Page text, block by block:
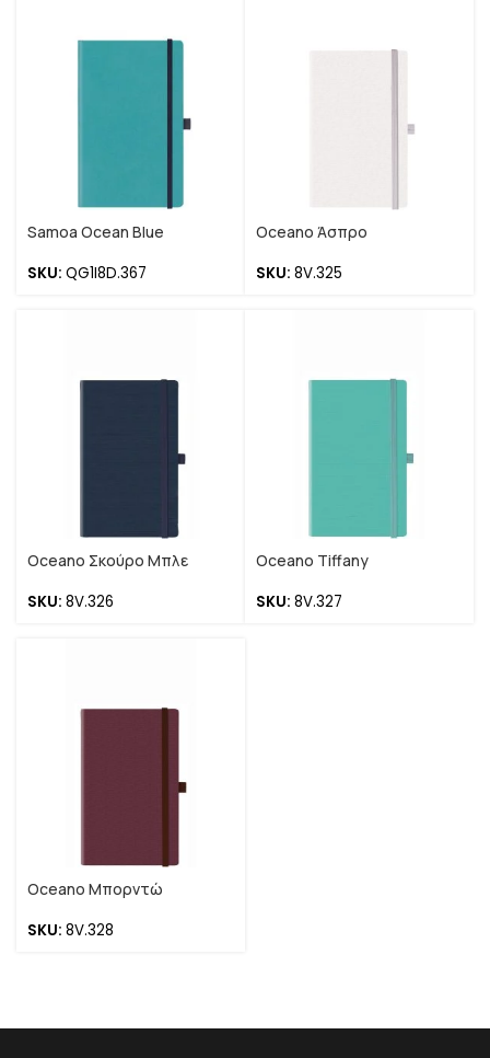
Samoa Ocean Blue
SKU: QG1I8D.367
Oceano Άσπρο
SKU: 8V.325
Oceano Σκούρο Μπλε
SKU: 8V.326
Oceano Tiffany
SKU: 8V.327
Oceano Μπορντώ
SKU: 8V.328